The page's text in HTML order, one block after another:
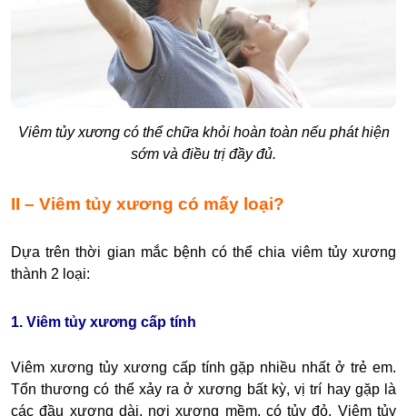
Viêm tủy xương có thể chữa khỏi hoàn toàn nếu phát hiện
sớm và điều trị đầy đủ.
II – Viêm tủy xương có mấy loại?
Dựa trên thời gian mắc bệnh có thể chia viêm tủy xương
thành 2 loại:
1. Viêm tủy xương cấp tính
Viêm xương tủy xương cấp tính gặp nhiều nhất ở trẻ em.
Tổn thương có thể xảy ra ở xương bất kỳ, vị trí hay gặp là
các đầu xương dài, nơi xương mềm, có tủy đỏ. Viêm tủy